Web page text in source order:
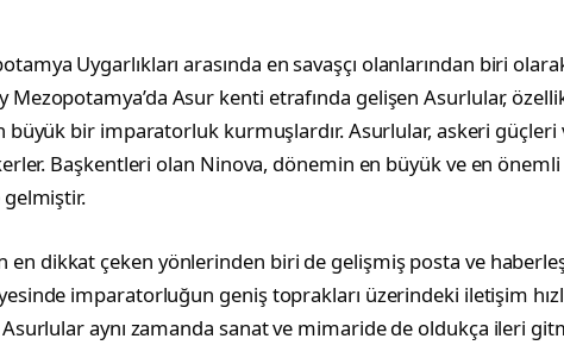
Uygarlıkları arasında en savaşçı olanlarından biri
Mezopotamya’da Asur kenti etrafında gelişen Asurlular,
büyük bir imparatorluk kurmuşlardır. Asurlular, askeri güçleri
Başkentleri olan Ninova, dönemin en büyük ve en önemli
en dikkat çeken yönlerinden biri de gelişmiş posta ve
imparatorluğun geniş toprakları üzerindeki iletişim
Asurlular aynı zamanda sanat ve mimaride de oldukça ileri